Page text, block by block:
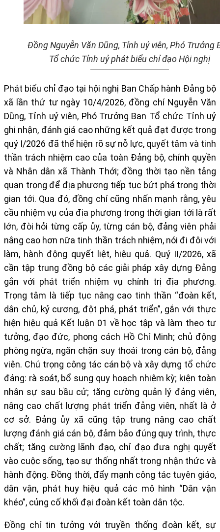
Đồng Nguyễn Văn Dũng, Tỉnh uỷ viên, Phó Trưởng
Tổ chức Tỉnh uỷ phát biểu chỉ đạo Hội nghị
Phát biểu chỉ đạo tại hội nghị Ban Chấp hành Đảng bộ
xã lần thứ tư ngày 10/4/2026, đồng chí Nguyễn Văn
Dũng, Tỉnh uỷ viên, Phó Trưởng Ban Tổ chức Tỉnh uỷ
ghi nhận, đánh giá cao những kết quả đạt được trong
quý I/2026 đã thể hiện rõ sự nỗ lực, quyết tâm và tinh
thần trách nhiệm cao của toàn Đảng bộ, chính quyền
và Nhân dân xã Thành Thới; đồng thời tạo nền tảng
quan trọng để địa phương tiếp tục bứt phá trong thời
gian tới. Qua đó, đồng chí cũng nhấn mạnh rằng, yêu
cầu nhiệm vụ của địa phương trong thời gian tới là rất
lớn, đòi hỏi từng cấp ủy, từng cán bộ, đảng viên phải
nâng cao hơn nữa tinh thần trách nhiệm, nói đi đôi với
làm, hành động quyết liệt, hiệu quả. Quý II/2026, xã
cần tập trung đồng bộ các giải pháp xây dựng Đảng
gắn với phát triển nhiệm vụ chính trị địa phương.
Trọng tâm là tiếp tục nâng cao tinh thần “đoàn kết,
dân chủ, kỷ cương, đột phá, phát triển”, gắn với thực
hiện hiệu quả Kết luận 01 về học tập và làm theo tư
tưởng, đạo đức, phong cách Hồ Chí Minh; chủ động
phòng ngừa, ngăn chặn suy thoái trong cán bộ, đảng
viên. Chú trọng công tác cán bộ và xây dựng tổ chức
đảng: rà soát, bổ sung quy hoạch nhiệm kỳ; kiện toàn
nhân sự sau bầu cử; tăng cường quản lý đảng viên,
nâng cao chất lượng phát triển đảng viên, nhất là ở
cơ sở. Đảng ủy xã cũng tập trung nâng cao chất
lượng đánh giá cán bộ, đảm bảo đúng quy trình, thực
chất; tăng cường lãnh đạo, chỉ đạo đưa nghị quyết
vào cuộc sống, tạo sự thống nhất trong nhận thức và
hành động. Đồng thời, đẩy mạnh công tác tuyên giáo,
dân vận, phát huy hiệu quả các mô hình “Dân vận
khéo”, củng cố khối đại đoàn kết toàn dân tộc.
Đồng chí tin tưởng với truyền thống đoàn kết, sự